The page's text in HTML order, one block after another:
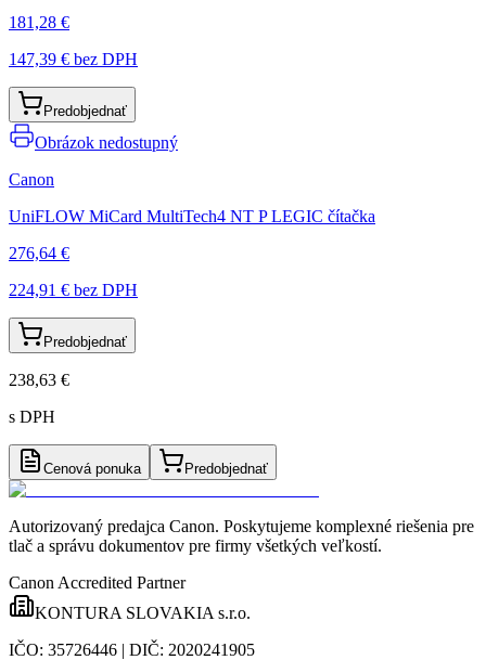
181,28 €
147,39 € bez DPH
Predobjednať
Obrázok nedostupný
Canon
UniFLOW MiCard MultiTech4 NT P LEGIC čítačka
276,64 €
224,91 € bez DPH
Predobjednať
238,63 €
s DPH
Cenová ponuka Predobjednať
Autorizovaný predajca Canon. Poskytujeme komplexné riešenia pre
tlač a správu dokumentov pre firmy všetkých veľkostí.
Canon Accredited Partner
KONTURA SLOVAKIA s.r.o.
IČO: 35726446 | DIČ: 2020241905